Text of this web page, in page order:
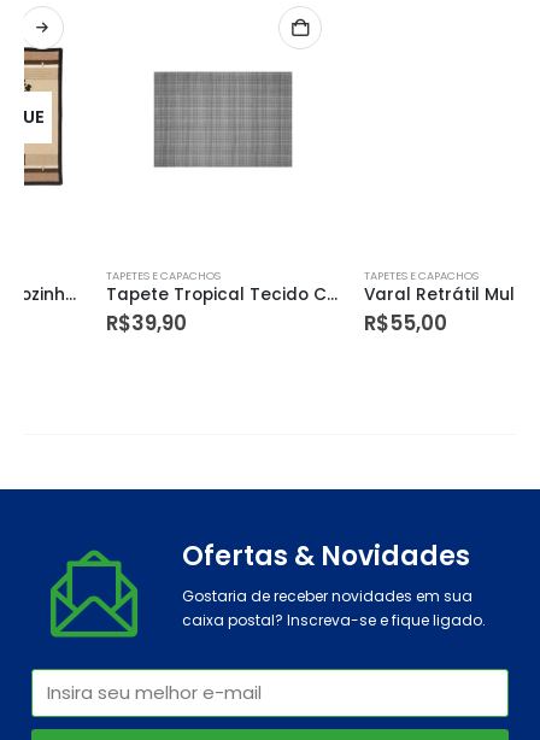
TAPETES E CAPACHOS
Tapete Tropical Tecido Cinza 0,43 Kapazi
TAPETES E CAPACHOS
Varal Retrátil Multiangular Sublime 1 Corda
Ofertas & Novidades
Gostaria de receber novidades em sua
caixa postal? Inscreva-se e fique ligado.